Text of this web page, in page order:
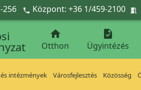
256  Központ: +36 1/459-2100 

Otthon

Ügyintézés
intézmények Városfejlesztés Közösség